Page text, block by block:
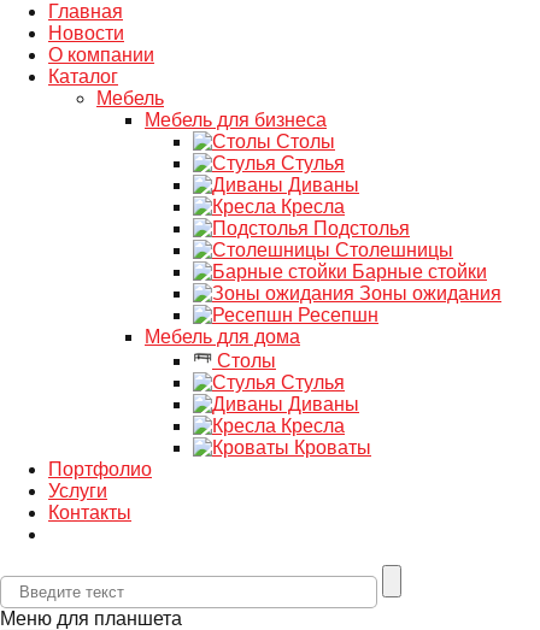
Главная
Новости
О компании
Каталог
Мебель
Мебель для бизнеса
Столы
Стулья
Диваны
Кресла
Подстолья
Столешницы
Барные стойки
Зоны ожидания
Ресепшн
Мебель для дома
Столы
Стулья
Диваны
Кресла
Кроваты
Портфолио
Услуги
Контакты
Меню для планшета